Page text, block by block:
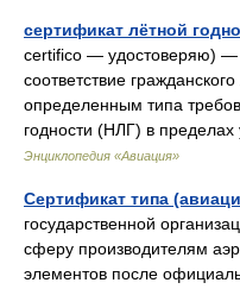
сертификат лётной
certifico — удостоверяю) —
соответствие
определенным типа
годности (НЛГ) в
Энциклопедия «Авиация»
Сертификат типа
государственной
сферу производителям
элементов после